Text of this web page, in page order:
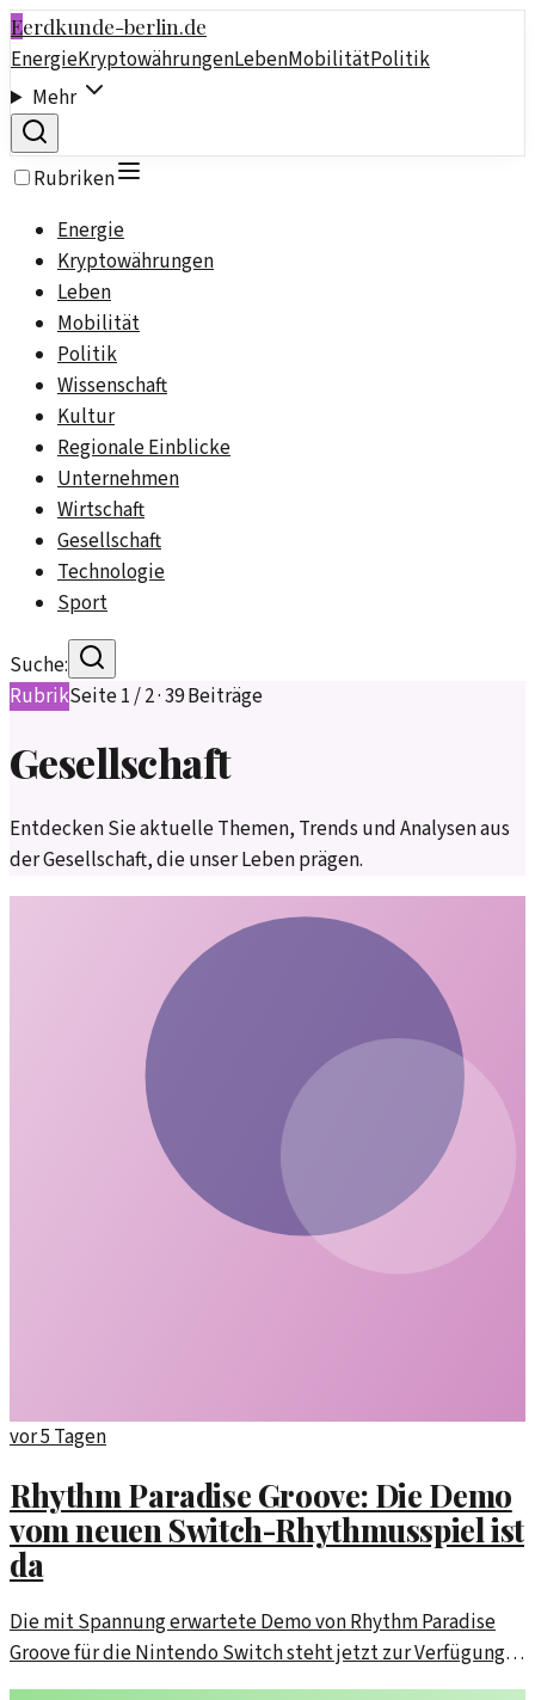
Eerdkunde-berlin.de
EnergieKryptowährungenLebenMobilitätPolitik
Mehr
Rubriken
Energie
Kryptowährungen
Leben
Mobilität
Politik
Wissenschaft
Kultur
Regionale Einblicke
Unternehmen
Wirtschaft
Gesellschaft
Technologie
Sport
Suche:
RubrikSeite1/2·39Beiträge
Gesellschaft
Entdecken Sie aktuelle Themen, Trends und Analysen aus
der Gesellschaft, die unser Leben prägen.
vor 5 Tagen
Rhythm Paradise Groove: Die Demo
vom neuen Switch-Rhythmusspiel ist
da
Die mit Spannung erwartete Demo von Rhythm Paradise
Groove für die Nintendo Switch steht jetzt zur Verfügung.
Spielerinnen und Spieler können sich auf ein fesselndes